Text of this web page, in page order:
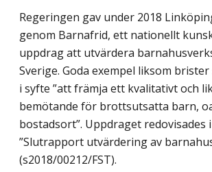
Regeringen gav under 2018
genom Barnafrid, ett nationellt
uppdrag att utvärdera
Sverige. Goda exempel liksom
i syfte ”att främja ett kvalitativt och
bemötande för brottsutsatta barn,
bostadsort”. Uppdraget redovisades
”Slutrapport utvärdering av
(s2018/00212/FST).